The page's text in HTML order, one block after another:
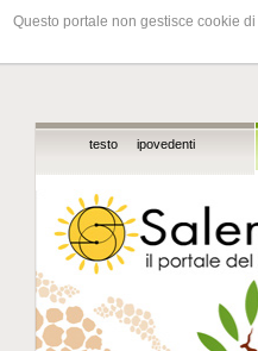
Questo portale non gestisce cookie
testo ipovedenti